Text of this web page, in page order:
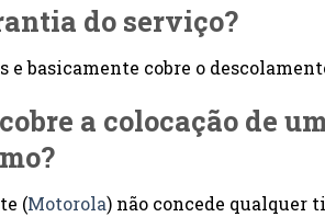
do serviço?
e basicamente cobre o
a colocação de
(Motorola) não concede qualquer